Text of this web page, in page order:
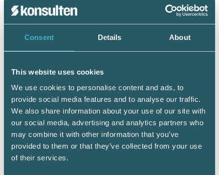
Consent Details About
This website uses cookies
We use cookies to personalise content and ads, to
provide social media features and to analyse our traffic.
We also share information about your use of our site with
our social media, advertising and analytics partners who
may combine it with other information that you’ve
provided to them or that they’ve collected from your use
of their services.
Vad har vi gjort hittills?
Vi bevakar och samlar all rapportering på vår
nyhetsuppdateringar och annat som händer i
frågan. Dessutom för vi dialog med
Försäkringskassan samt våra
lönesystemleverantörer för att se hur lagda
förslag ska kunna omsättas till verkligheten.
Vilka aktiviteter sker den närmaste tiden för
att stödja branschen?
Vi spelar nu in ett extrainsatt avsnitt av
Lönepodden
och har kallat till ett extra möte